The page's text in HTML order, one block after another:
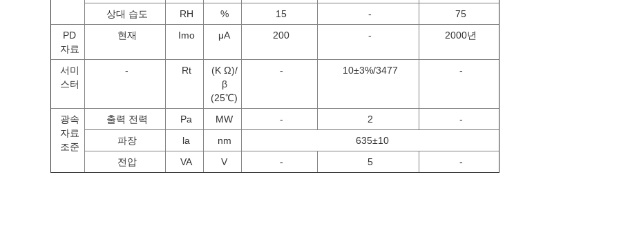
상대 습도 RH % 15 -
75
PD
자료
현재 Imo μA 200 - 2000년
서미
스터
- Rt
(K Ω)/
β
(25℃)
- 10±3%/3477 -
광속
자료
조준
출력 전력 Pa MW - 2
-
파장
la nm
635±10
전압
VA V - 5 -